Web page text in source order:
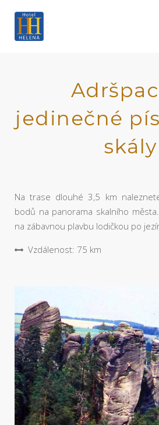
jedinečné
skály
Na trase dlouhé 3,5 km
bodů na panorama skalního
na zábavnou plavbu lodičkou po
Vzdálenost: 75 km